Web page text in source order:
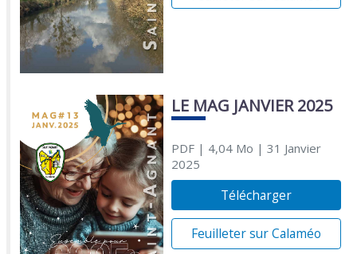
LE MAG JANVIER 2025
PDF| 4,04 Mo | 31 Janvier
2025
Télécharger
Feuilleter sur Calaméo